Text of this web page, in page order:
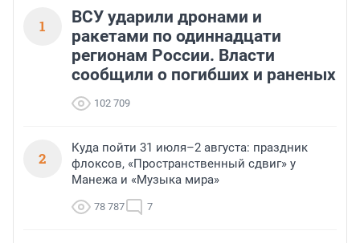
1
ВСУ ударили дронами и
ракетами по одиннадцати
регионам России. Власти
сообщили о погибших и раненых
102 709
2
Куда пойти 31 июля–2 августа: праздник
флоксов, «Пространственный сдвиг» у
Манежа и «Музыка мира»
78 787 7